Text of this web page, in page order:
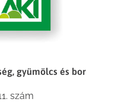
gyümölcs és bor
szám